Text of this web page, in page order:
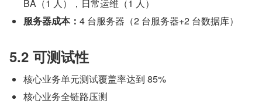
BA（1 人），日常运维（1 人）
服务器成本： 4 台服务器（2 台服务器+2 台数据库）
5.2 可测试性
核心业务单元测试覆盖率达到 85%
核心业务全链路压测